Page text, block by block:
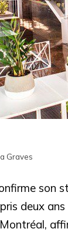
Graves
son
deux